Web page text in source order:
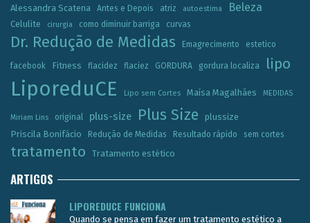
Alessandra Scatena Antes e Depois atriz autoestima Beleza
Celulite cirurgia como diminuir barriga curvas
Dr. Redução de Medidas Emagrecimento estetico
facebook Fitness flacidez flaciez GORDURA gordura localiza lipo
LiporeduCE Lipo sem Cortes Maísa Magalhães MEDIDAS
Miriam Lins original plus-size Plus Size
plussize
Priscila Bonifácio
Redução de Medidas Resultado rápido sem cortes
tratamento Tratamento estético
ARTIGOS
LIPOREDUCE FUNCIONA
Quando se pensa em fazer um tratamento estético a